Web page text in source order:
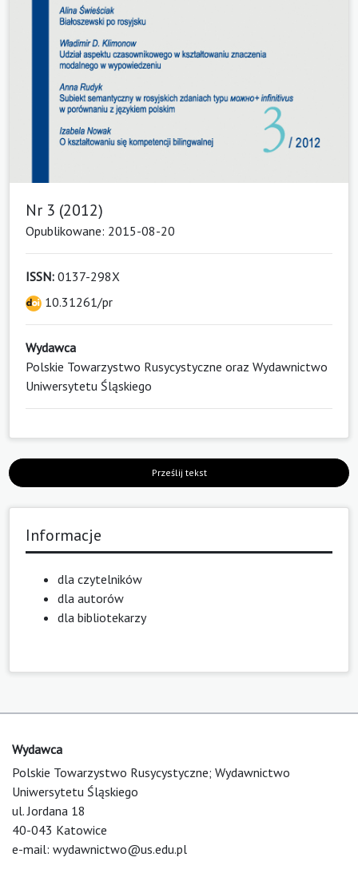
Nr 3 (2012)
Opublikowane: 2015-08-20
ISSN: 0137-298X
10.31261/pr
Wydawca
Polskie Towarzystwo Rusycystyczne oraz Wydawnictwo
Uniwersytetu Śląskiego
Prześlij tekst
Informacje
dla czytelników
dla autorów
dla bibliotekarzy
Wydawca
Polskie Towarzystwo Rusycystyczne; Wydawnictwo
Uniwersytetu Śląskiego
ul. Jordana 18
40-043 Katowice
e-mail: wydawnictwo@us.edu.pl